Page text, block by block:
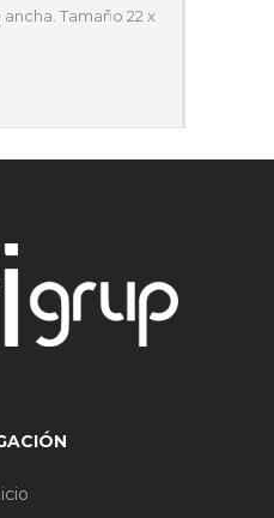
Tamaño 22 x